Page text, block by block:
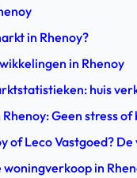
in Rhenoy?
in Rhenoy
huis
Geen stress
of Leco Vastgoed?
in